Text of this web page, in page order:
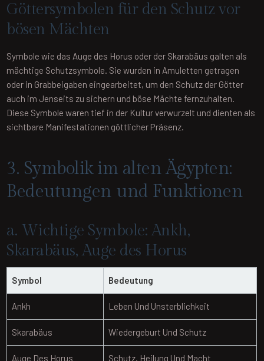
Göttersymbolen für den Schutz vor
bösen Mächten
Symbole wie das Auge des Horus oder der Skarabäus galten als
mächtige Schutzsymbole. Sie wurden in Amuletten getragen
oder in Grabbeigaben eingearbeitet, um den Schutz der Götter
auch im Jenseits zu sichern und böse Mächte fernzuhalten.
Diese Symbole waren tief in der Kultur verwurzelt und dienten als
sichtbare Manifestationen göttlicher Präsenz.
3. Symbolik im alten Ägypten:
Bedeutungen und Funktionen
a. Wichtige Symbole: Ankh,
Skarabäus, Auge des Horus
Symbol Bedeutung
Ankh Leben Und Unsterblichkeit
Skarabäus Wiedergeburt Und Schutz
Auge Des Horus Schutz, Heilung Und Macht